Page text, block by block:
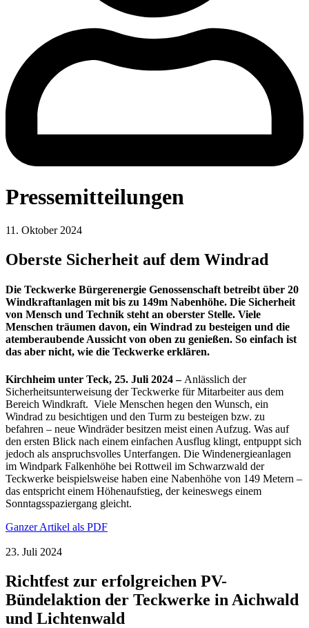
Pressemitteilungen
11. Oktober 2024
Oberste Sicherheit auf dem Windrad
Die Teckwerke Bürgerenergie Genossenschaft betreibt über 20
Windkraftanlagen mit bis zu 149m Nabenhöhe. Die Sicherheit
von Mensch und Technik steht an oberster Stelle. Viele
Menschen träumen davon, ein Windrad zu besteigen und die
atemberaubende Aussicht von oben zu genießen. So einfach ist
das aber nicht, wie die Teckwerke erklären.
Kirchheim unter Teck, 25. Juli 2024 – Anlässlich der
Sicherheitsunterweisung der Teckwerke für Mitarbeiter aus dem
Bereich Windkraft. Viele Menschen hegen den Wunsch, ein
Windrad zu besichtigen und den Turm zu besteigen bzw. zu
befahren – neue Windräder besitzen meist einen Aufzug. Was auf
den ersten Blick nach einem einfachen Ausflug klingt, entpuppt sich
jedoch als anspruchsvolles Unterfangen. Die Windenergieanlagen
im Windpark Falkenhöhe bei Rottweil im Schwarzwald der
Teckwerke beispielsweise haben eine Nabenhöhe von 149 Metern –
das entspricht einem Höhenaufstieg, der keineswegs einem
Sonntagsspaziergang gleicht.
Ganzer Artikel als PDF
23. Juli 2024
Richtfest zur erfolgreichen PV-
Bündelaktion der Teckwerke in Aichwald
und Lichtenwald